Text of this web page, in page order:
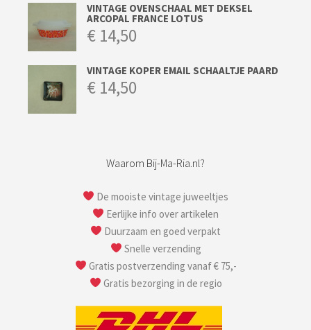
VINTAGE OVENSCHAAL MET DEKSEL
ARCOPAL FRANCE LOTUS
€ 14,50
VINTAGE KOPER EMAIL SCHAALTJE PAARD
€ 14,50
Waarom Bij-Ma-Ria.nl?
De mooiste vintage juweeltjes
Eerlijke info over artikelen
Duurzaam en goed verpakt
Snelle verzending
Gratis postverzending vanaf € 75,-
Gratis bezorging in de regio